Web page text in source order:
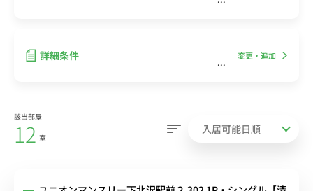
詳細条件 変更・追加
該当部屋
12 室